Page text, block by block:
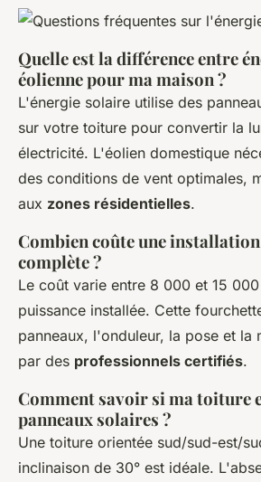
Quelle est la différence entre
éolienne pour ma maison ?
L'énergie solaire utilise des
sur votre toiture pour convertir la
électricité. L'éolien domestique
des conditions de vent optimales,
aux zones résidentielles.
Combien coûte une
complète ?
Le coût varie entre 8 000 et 15
puissance installée. Cette
panneaux, l'onduleur, la pose et la
par des professionnels certifiés.
Comment savoir si ma toiture
panneaux solaires ?
Une toiture orientée sud/sud-est/
inclinaison de 30° est idéale.